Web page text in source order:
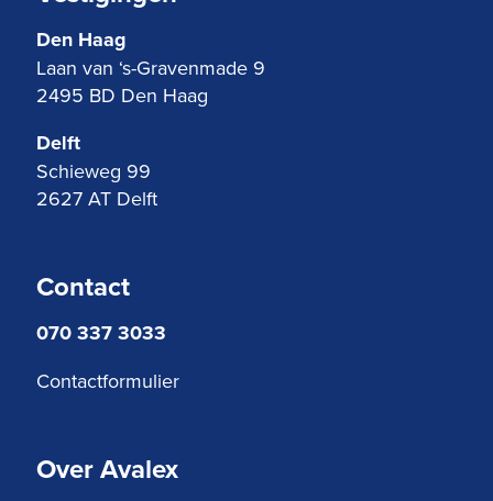
Den Haag
Laan van ‘s-Gravenmade 9
2495 BD Den Haag
Delft
Schieweg 99
2627 AT Delft
Contact
070 337 3033
Contactformulier
Over Avalex